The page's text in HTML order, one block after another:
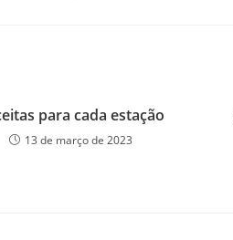
para cada estação
13 de março de 2023